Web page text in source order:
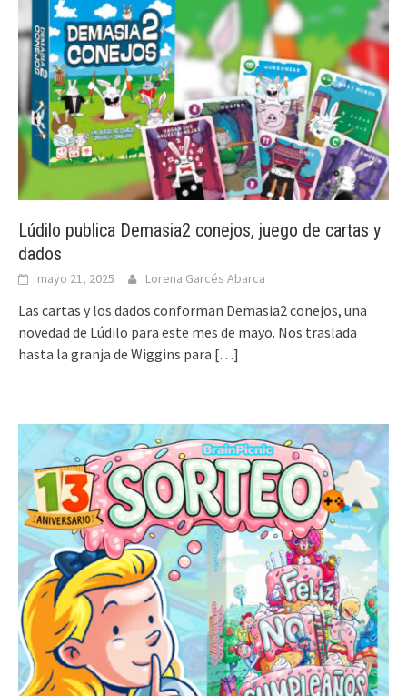
Lúdilo publica Demasia2 conejos, juego de cartas y
dados
mayo 21, 2025 Lorena Garcés Abarca
Las cartas y los dados conforman Demasia2 conejos, una
novedad de Lúdilo para este mes de mayo. Nos traslada
hasta la granja de Wiggins para […]